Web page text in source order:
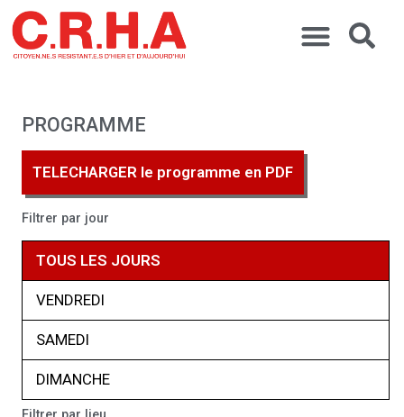
PROGRAMME
TELECHARGER le programme en PDF
Filtrer par jour
TOUS LES JOURS
VENDREDI
SAMEDI
DIMANCHE